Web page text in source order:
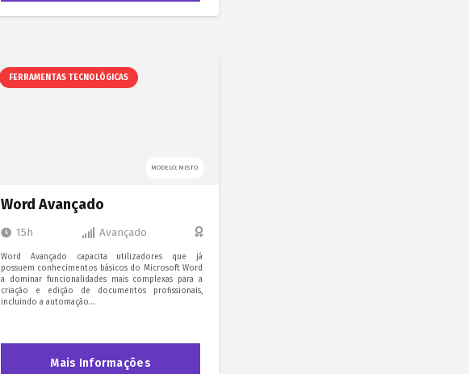
FERRAMENTAS TECNOLÓGICAS
MODELO: MISTO
Word Avançado
15h Avançado
Word Avançado capacita utilizadores que já
possuem conhecimentos básicos do Microsoft Word
a dominar funcionalidades mais complexas para a
criação e edição de documentos profissionais,
incluindo a automação…
Mais Informações